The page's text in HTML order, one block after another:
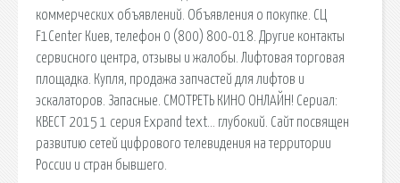
коммерческих объявлений. Объявления о покупке. СЦ
F1Center Киев, телефон 0 (800) 800-018. Другие контакты
сервисного центра, отзывы и жалобы. Лифтовая торговая
площадка. Купля, продажа запчастей для лифтов и
эскалаторов. Запасные. СМОТРЕТЬ КИНО ОНЛАЙН! Сериал:
КВЕСТ 2015 1 серия Expand text… глубокий. Сайт посвящен
развитию сетей цифрового телевидения на территории
России и стран бывшего.